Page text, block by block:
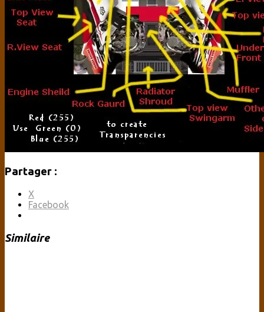
Partager :
X
Facebook
Similaire